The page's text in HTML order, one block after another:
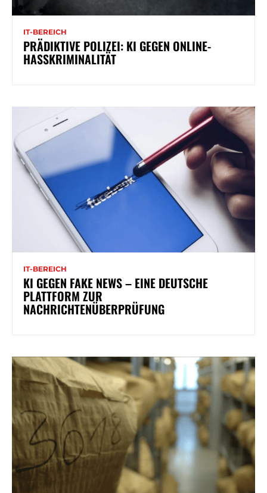
IT-BEREICH
PRÄDIKTIVE POLIZEI: KI GEGEN ONLINE-
HASSKRIMINALITÄT
IT-BEREICH
KI GEGEN FAKE NEWS – EINE DEUTSCHE
PLATTFORM ZUR
NACHRICHTENÜBERPRÜFUNG